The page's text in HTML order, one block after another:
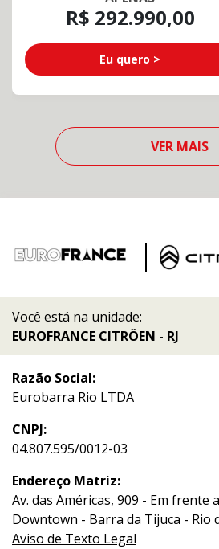
R$ 292.990,00
Eu quero >
VER MAIS
Você está na unidade:
EUROFRANCE CITRÖEN - RJ
Razão Social:
Eurobarra Rio LTDA
CNPJ:
04.807.595/0012-03
Endereço Matriz:
Av. das Américas, 909 - Em frente
Downtown - Barra da Tijuca - Rio
Aviso de Texto Legal